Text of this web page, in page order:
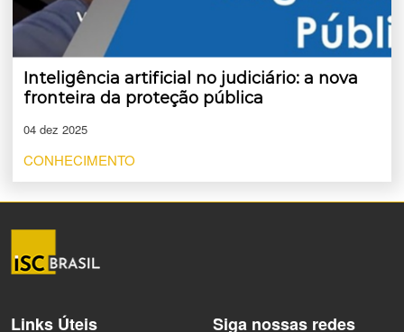
Inteligência artificial no judiciário: a nova
fronteira da proteção pública
04 dez 2025
CONHECIMENTO
Links Úteis
Siga nossas redes